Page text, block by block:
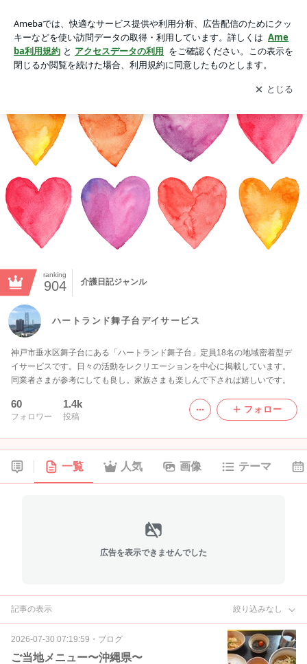
アプリをダウンロードして ブログの更新通知
を受け取りまし
ょう。
開く
ranking
904 介護日記ジャンル
ハートランド舞子台デイサービス
神戸市垂水区舞子台にある「ハートランド舞子台」定員18名の地域密着型デ
イサービスです。日々の活動をレクリエーションを中心に掲載しています。
同業者さまが参考にしても良し。家族さまも楽しんで下されば嬉しいです。
60
フォロワー
1.4k
投稿
フォロー
一覧 人気 画像 テーマ
広告を表示できませんでした
記事の表示 絞り込みなし
2026-07-30 07:19:59 ・ ブログ
ご当地メニュー〜沖縄県〜